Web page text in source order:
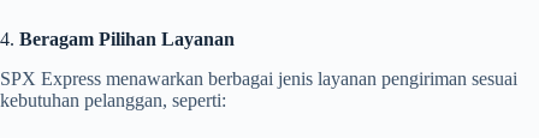
4. Beragam Pilihan Layanan
SPX Express menawarkan berbagai jenis layanan pengiriman sesuai
kebutuhan pelanggan, seperti: